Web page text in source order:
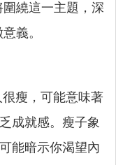
繞這一主題，深
義。
瘦，可能意味著
成就感。瘦子象
能暗示你渴望內